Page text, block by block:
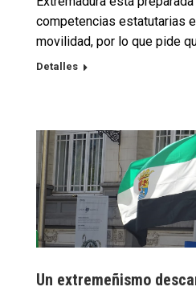
competencias estatutarias
movilidad, por lo que pide
Detalles
Un extremeñismo